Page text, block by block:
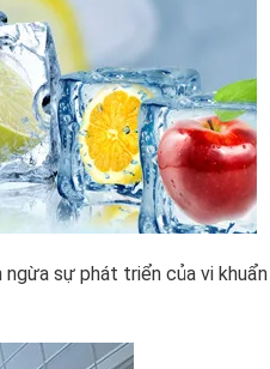
sự phát triển của vi